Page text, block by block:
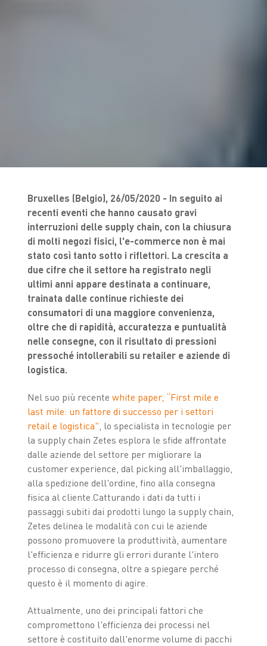
Bruxelles (Belgio), 26/05/2020 - In seguito ai
recenti eventi che hanno causato gravi
interruzioni delle supply chain, con la chiusura
di molti negozi fisici, l'e-commerce non è mai
stato così tanto sotto i riflettori. La crescita a
due cifre che il settore ha registrato negli
ultimi anni appare destinata a continuare,
trainata dalle continue richieste dei
consumatori di una maggiore convenienza,
oltre che di rapidità, accuratezza e puntualità
nelle consegne, con il risultato di pressioni
pressoché intollerabili su retailer e aziende di
logistica.
Nel suo più recente white paper, “First mile e
last mile: un fattore di successo per i settori
retail e logistica" , lo specialista in tecnologie per
la supply chain Zetes esplora le sfide affrontate
dalle aziende del settore per migliorare la
customer experience, dal picking all'imballaggio,
alla spedizione dell'ordine, fino alla consegna
fisica al cliente.Catturando i dati da tutti i
passaggi subiti dai prodotti lungo la supply chain,
Zetes delinea le modalità con cui le aziende
possono promuovere la produttività, aumentare
l'efficienza e ridurre gli errori durante l'intero
processo di consegna, oltre a spiegare perché
questo è il momento di agire.
Attualmente, uno dei principali fattori che
compromettono l'efficienza dei processi nel
settore è costituito dall'enorme volume di pacchi